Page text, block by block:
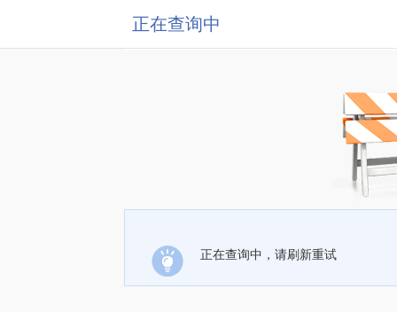
正在查询中
正在查询中，请刷新重试